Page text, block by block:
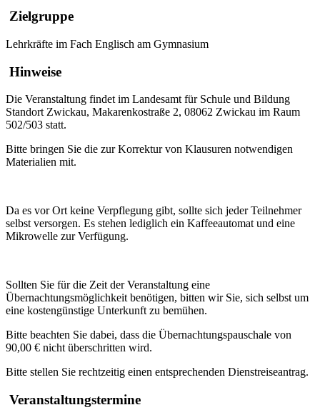
Zielgruppe
Lehrkräfte im Fach Englisch am Gymnasium
Hinweise
Die Veranstaltung findet im Landesamt für Schule und Bildung
Standort Zwickau, Makarenkostraße 2, 08062 Zwickau im Raum
502/503 statt.
Bitte bringen Sie die zur Korrektur von Klausuren notwendigen
Materialien mit.
Da es vor Ort keine Verpflegung gibt, sollte sich jeder Teilnehmer
selbst versorgen. Es stehen lediglich ein Kaffeeautomat und eine
Mikrowelle zur Verfügung.
Sollten Sie für die Zeit der Veranstaltung eine
Übernachtungsmöglichkeit benötigen, bitten wir Sie, sich selbst um
eine kostengünstige Unterkunft zu bemühen.
Bitte beachten Sie dabei, dass die Übernachtungspauschale von
90,00 € nicht überschritten wird.
Bitte stellen Sie rechtzeitig einen entsprechenden Dienstreiseantrag.
Veranstaltungstermine